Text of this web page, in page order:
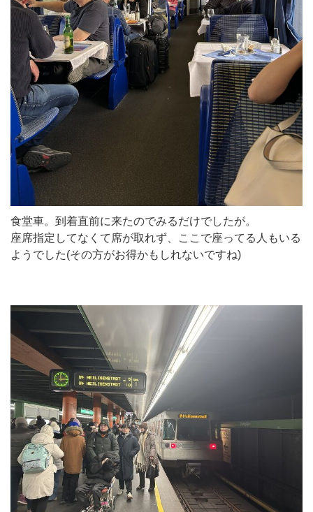
食堂車。到着直前に来たのでみるだけでしたが。
座席指定してなくて席が取れず、ここで座ってる人もいる
ようでした(その方がお得かもしれないですね)